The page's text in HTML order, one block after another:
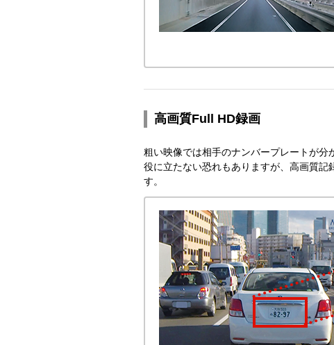
高画質Full HD録画
粗い映像では相手のナンバープレートが分
役に立たない恐れもありますが、高画質記
す。